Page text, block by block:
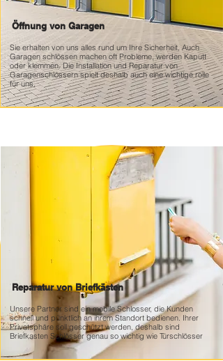
Öffnung von Garagen
Sie erhalten von uns alles rund um Ihre Sicherheit, Auch
Garagen schlössen machen oft Probleme, werden Kaputt
oder klemmen. Die Installation und Reparatur von
Garagenschlössern spielt deshalb auch eine wichtige rolle
für uns.
Reparatur von Briefkästen
Unsere Partner sind ein mobile Schlosser, die Kunden
schnell und pünktlich an ihrem Standort bedienen. Ihrer
Privatsphäre soll geschützt werden, deshalb sind
Briefkasten Schlösser genau so wichtig wie Türschlösser